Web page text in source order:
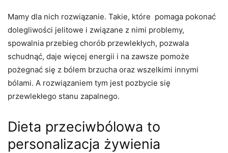
Mamy dla nich rozwiązanie. Takie, które pomaga pokonać
dolegliwości jelitowe i związane z nimi problemy,
spowalnia przebieg chorób przewlekłych, pozwala
schudnąć, daje więcej energii i na zawsze pomoże
pożegnać się z bólem brzucha oraz wszelkimi innymi
bólami. A rozwiązaniem tym jest pozbycie się
przewlekłego stanu zapalnego.
Dieta przeciwbólowa to
personalizacja żywienia